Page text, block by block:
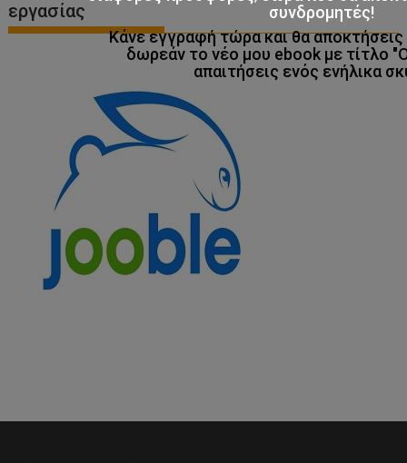
εργασίας
συνδρομητές!
Κάνε εγγραφή τώρα και θα
δωρεάν το νέο μου ebook με τίτλο
απαιτήσεις ενός ενήλικα